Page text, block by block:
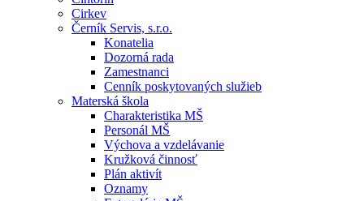
Cirkev
Černík Servis, s.r.o.
Konatelia
Dozorná rada
Zamestnanci
Cenník poskytovaných služieb
Materská škola
Charakteristika MŠ
Personál MŠ
Výchova a vzdelávanie
Kružková činnosť
Plán aktivít
Oznamy